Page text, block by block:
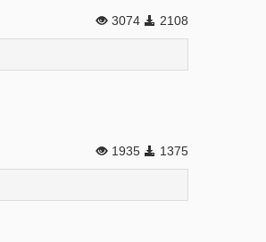
3074 2108
1935 1375